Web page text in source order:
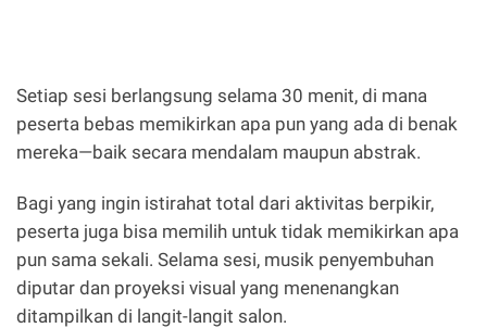
Setiap sesi berlangsung selama 30 menit, di mana
peserta bebas memikirkan apa pun yang ada di benak
mereka—baik secara mendalam maupun abstrak.
Bagi yang ingin istirahat total dari aktivitas berpikir,
peserta juga bisa memilih untuk tidak memikirkan apa
pun sama sekali. Selama sesi, musik penyembuhan
diputar dan proyeksi visual yang menenangkan
ditampilkan di langit-langit salon.